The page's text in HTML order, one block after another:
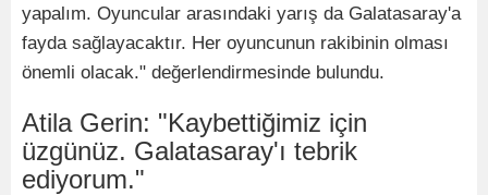
yapalım. Oyuncular arasındaki yarış da Galatasaray'a
fayda sağlayacaktır. Her oyuncunun rakibinin olması
önemli olacak." değerlendirmesinde bulundu.
Atila Gerin: "Kaybettiğimiz için
üzgünüz. Galatasaray'ı tebrik
ediyorum."